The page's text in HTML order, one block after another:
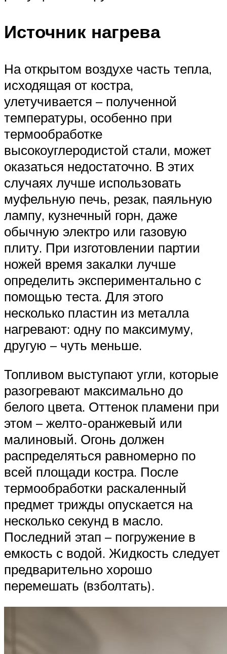
Источник нагрева
На открытом воздухе часть тепла,
исходящая от костра,
улетучивается – полученной
температуры, особенно при
термообработке
высокоуглеродистой стали, может
оказаться недостаточно. В этих
случаях лучше использовать
муфельную печь, резак, паяльную
лампу, кузнечный горн, даже
обычную электро или газовую
плиту. При изготовлении партии
ножей время закалки лучше
определить экспериментально с
помощью теста. Для этого
несколько пластин из металла
нагревают: одну по максимуму,
другую – чуть меньше.
Топливом выступают угли, которые
разогревают максимально до
белого цвета. Оттенок пламени при
этом – желто-оранжевый или
малиновый. Огонь должен
распределяться равномерно по
всей площади костра. После
термообработки раскаленный
предмет трижды опускается на
несколько секунд в масло.
Последний этап – погружение в
емкость с водой. Жидкость следует
предварительно хорошо
перемешать (взболтать).